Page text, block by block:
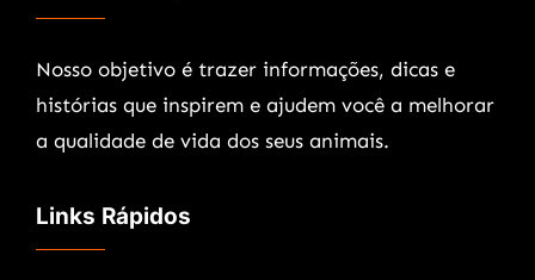
Nosso objetivo é trazer informações, dicas e
histórias que inspirem e ajudem você a melhorar
a qualidade de vida dos seus animais.
Links Rápidos